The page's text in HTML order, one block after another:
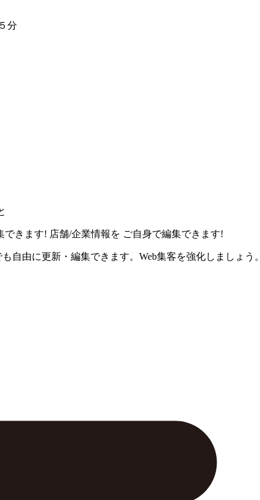
分
できます! 店舗/企業情報を ご自身で編集できます!
自由に更新・編集できます。Web集客を強化しましょう。